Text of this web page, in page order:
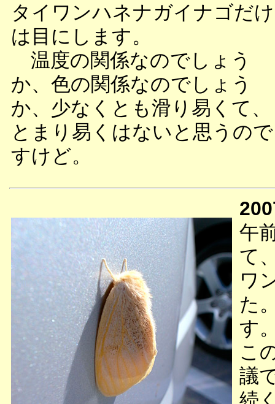
タイワンハネナガイナゴだけ
は目にします。
温度の関係なのでしょう
か、色の関係なのでしょう
か、少なくとも滑り易くて、
とまり易くはないと思うので
すけど。
午
て
ワ
た
す
こ
議